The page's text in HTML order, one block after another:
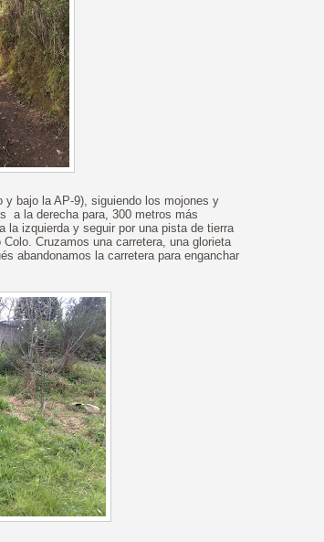
bajo la AP-9), siguiendo los mojones y
a la derecha para, 300 metros más
la izquierda y seguir por una pista de tierra
Cruzamos una carretera, una glorieta
abandonamos la carretera para enganchar